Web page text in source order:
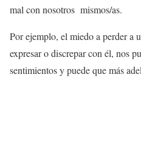
mal con nosotros mismos/as.
Por ejemplo, el miedo a perder a
expresar o discrepar con él, nos
sentimientos y puede que más